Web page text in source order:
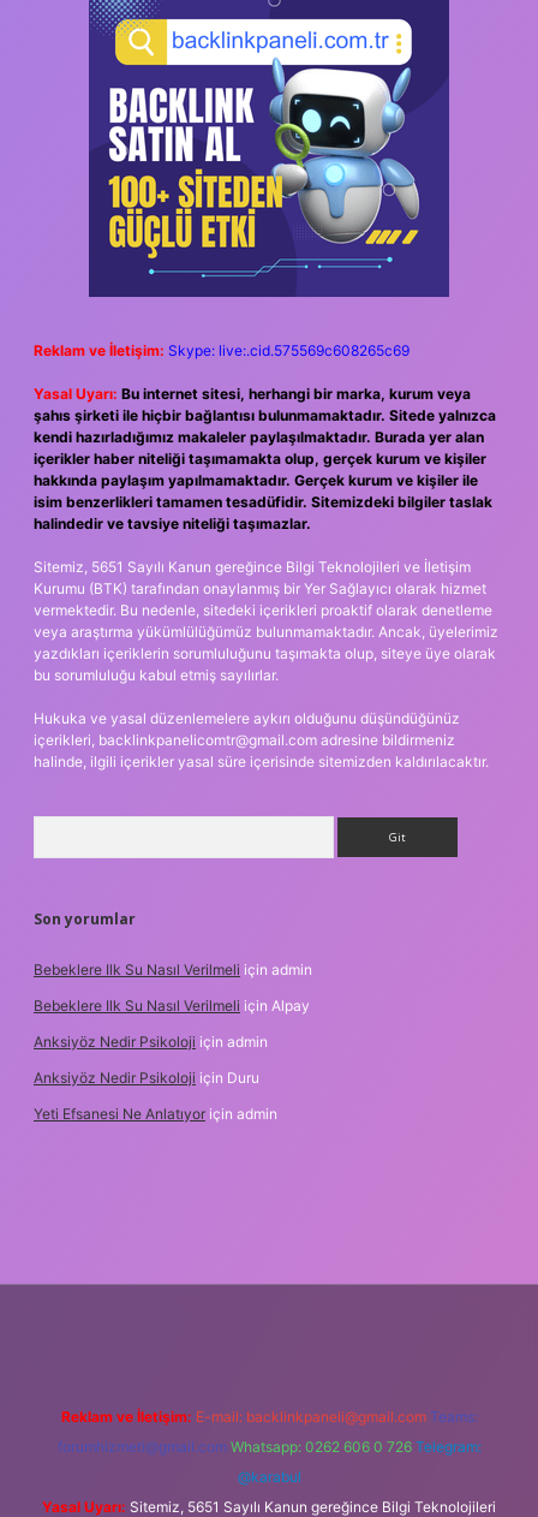
Reklam ve İletişim: Skype: live:.cid.575569c608265c69
Yasal Uyarı: Bu internet sitesi, herhangi bir marka, kurum veya
şahıs şirketi ile hiçbir bağlantısı bulunmamaktadır. Sitede yalnızca
kendi hazırladığımız makaleler paylaşılmaktadır. Burada yer alan
içerikler haber niteliği taşımamakta olup, gerçek kurum ve kişiler
hakkında paylaşım yapılmamaktadır. Gerçek kurum ve kişiler ile
isim benzerlikleri tamamen tesadüfidir. Sitemizdeki bilgiler taslak
halindedir ve tavsiye niteliği taşımazlar.
Sitemiz, 5651 Sayılı Kanun gereğince Bilgi Teknolojileri ve İletişim
Kurumu (BTK) tarafından onaylanmış bir Yer Sağlayıcı olarak hizmet
vermektedir. Bu nedenle, sitedeki içerikleri proaktif olarak denetleme
veya araştırma yükümlülüğümüz bulunmamaktadır. Ancak, üyelerimiz
yazdıkları içeriklerin sorumluluğunu taşımakta olup, siteye üye olarak
bu sorumluluğu kabul etmiş sayılırlar.
Hukuka ve yasal düzenlemelere aykırı olduğunu düşündüğünüz
içerikleri, backlinkpanelicomtr@gmail.com adresine bildirmeniz
halinde, ilgili içerikler yasal süre içerisinde sitemizden kaldırılacaktır.
Son yorumlar
Bebeklere Ilk Su Nasıl Verilmeli için admin
Bebeklere Ilk Su Nasıl Verilmeli için Alpay
Anksiyöz Nedir Psikoloji için admin
Anksiyöz Nedir Psikoloji için Duru
Yeti Efsanesi Ne Anlatıyor için admin
Reklam ve İletişim: E-mail: backlinkpaneli@gmail.com Teams:
forumhizmeti@gmail.com Whatsapp: 0262 606 0 726 Telegram:
@karabul
Yasal Uyarı: Sitemiz, 5651 Sayılı Kanun gereğince Bilgi Teknolojileri